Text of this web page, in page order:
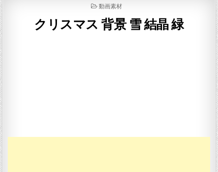
POSTED IN
動画素材
クリスマス 背景 雪 結晶 緑